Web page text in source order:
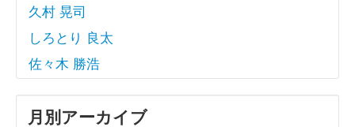
久村 晃司
しろとり 良太
佐々木 勝浩
月別アーカイブ